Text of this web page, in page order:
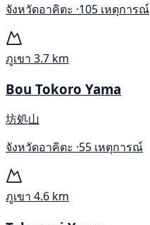
จังหวัดอาคิตะ ·105 เหตุการณ์
ภูเขา 3.7 km
Bou Tokoro Yama
坊処山
จังหวัดอาคิตะ ·55 เหตุการณ์
ภูเขา 4.6 km